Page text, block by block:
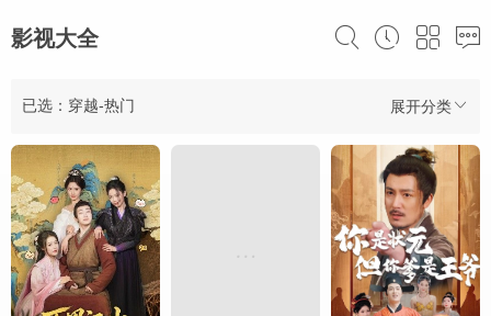
影视大全
展开分类
已选：穿越-热门